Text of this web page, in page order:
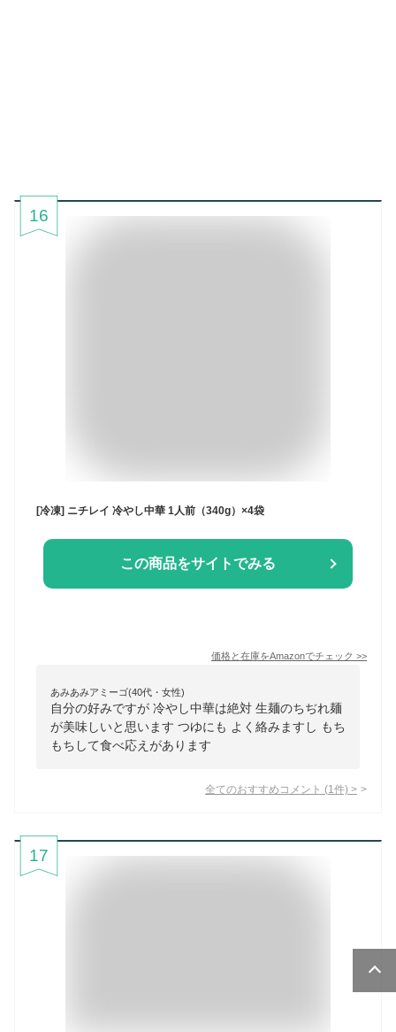
16
[冷凍] ニチレイ 冷やし中華 1人前（340g）×4袋
この商品をサイトでみる
価格と在庫をAmazonでチェック >>
あみあみアミーゴ(40代・女性)
自分の好みですが 冷やし中華は絶対 生麺のちぢれ麺
が美味しいと思います つゆにも よく絡みますし もち
もちして食べ応えがあります
全てのおすすめコメント (1 件) >
17